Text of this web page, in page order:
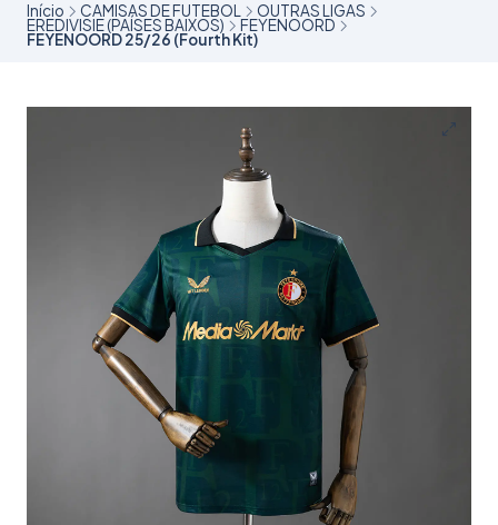
Início CAMISAS DE FUTEBOL OUTRAS LIGAS
EREDIVISIE (PAÍSES BAIXOS) FEYENOORD
FEYENOORD 25/26 (Fourth Kit)